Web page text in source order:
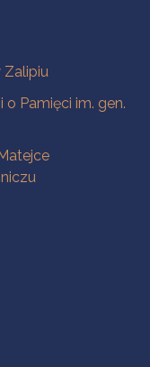
Zalipiu
o Pamięci im. gen.